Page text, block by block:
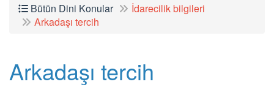
Bütün Dini Konular
İdarecilik bilgileri
Arkadaşı tercih
Arkadaşı tercih